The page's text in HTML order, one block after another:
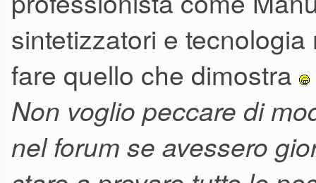
sintetizzatori e
fare quello che dimostra
Non voglio peccare di
nel forum se avessero